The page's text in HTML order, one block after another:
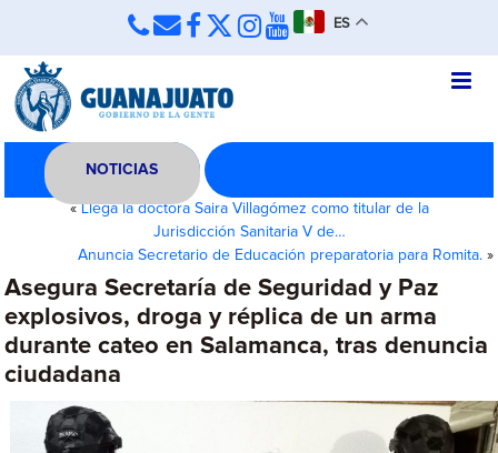
ES
NOTICIAS
«Llega la doctora Saira Villagómez como titular de la
Jurisdicción Sanitaria V de…
Anuncia Secretario de Educación preparatoria para Romita.»
Asegura Secretaría de Seguridad y Paz
explosivos, droga y réplica de un arma
durante cateo en Salamanca, tras denuncia
ciudadana